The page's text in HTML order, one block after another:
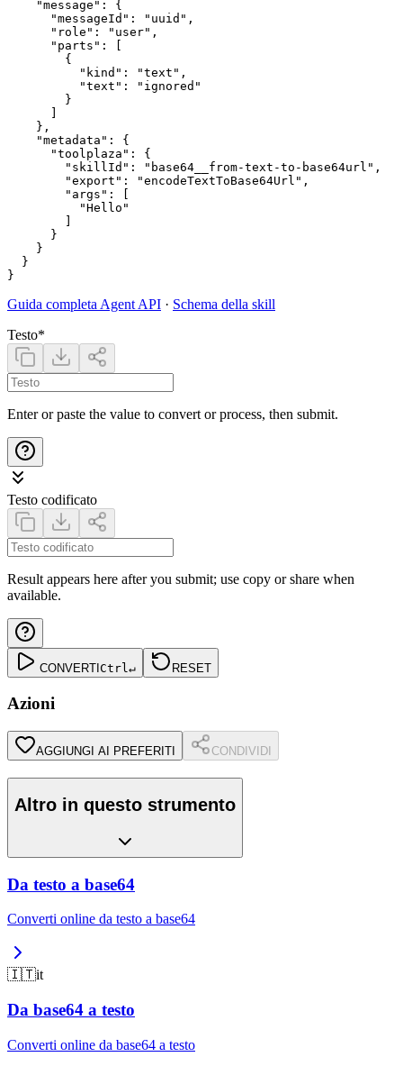
    "message": {
      "messageId": "uuid",
      "role": "user",
      "parts": [
        {
          "kind": "text",
          "text": "ignored"
        }
      ]
    },
    "metadata": {
      "toolplaza": {
        "skillId": "base64__from-text-to-base64url",
        "export": "encodeTextToBase64Url",
        "args": [
          "Hello"
        ]
      }
    }
  }
Guida completa Agent API · Schema della skill
Testo*
Enter or paste the value to convert or process, then submit.
Testo codificato
Result appears here after you submit; use copy or share when
available.
CONVERTICtrl ↵ RESET
Azioni
AGGIUNGI AI PREFERITI CONDIVIDI
Altro in questo strumento
Da testo a base64
Converti online da testo a base64
🇮🇹it
Da base64 a testo
Converti online da base64 a testo